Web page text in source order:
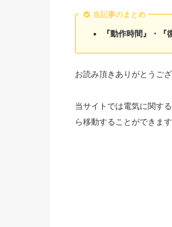
当記事のまとめ
『動作時間』・『
お読み頂きありがとうござ
当サイトでは電気に関す
ら移動することができます